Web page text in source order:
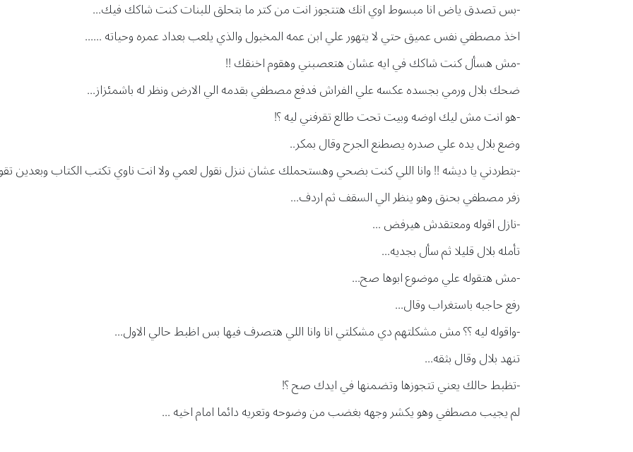
-بس تصدق ياض انا مبسوط اوي انك هتتجوز انت من كتر ما بتحلق للبنات كنت شاكك فيك...
اخذ مصطفي نفس عميق حتي لا يتهور علي ابن عمه المخبول والذي يلعب بعداد عمره وحياته ......
-مش هسأل كنت شاكك في ايه عشان هتعصبني وهقوم اخنقك !!
ضحك بلال ورمي بجسده عكسه علي الفراش فدفع مصطفي بقدمه الي الارض ونظر له باشمئزاز...
-هو انت مش ليك اوضه وبيت تحت طالع تقرفني ليه ؟!
وضع بلال يده علي صدره يصطنع الجرح وقال بمكر..
-بتطردني يا ديشه !! وانا اللي كنت بضحي وهستحملك عشان ننزل نقول لعمي ولا انت ناوي تكتب الكتاب وبعدين
زفر مصطفي بحنق وهو ينظر الي السقف ثم اردف...
-نازل اقوله ومعتقدش هيرفض ...
تأمله بلال قليلا ثم سأل بجديه...
-مش هتقوله علي موضوع ابوها صح...
رفع حاجبه باستغراب وقال...
-واقوله ليه ؟؟ مش مشكلتهم دي مشكلتي انا وانا اللي هتصرف فيها بس اظبط حالي الاول...
تنهد بلال وقال بثقه...
-تظبط حالك يعني تتجوزها وتضمنها في ايدك صح ؟!
لم يجيب مصطفي وهو يكشر وجهه بغضب من وضوحه وتعريه دائما امام اخيه ...